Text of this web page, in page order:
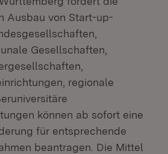
Ausbau von Start-up-
Gesellschaften,
regionale
können ab sofort eine
für entsprechende
beantragen. Die Mittel